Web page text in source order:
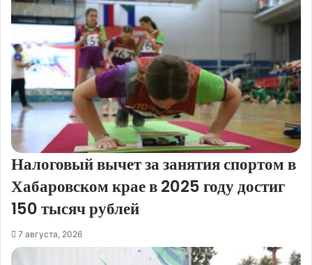
Налоговый вычет за занятия спортом в
Хабаровском крае в 2025 году достиг
150 тысяч рублей
7 августа, 2026